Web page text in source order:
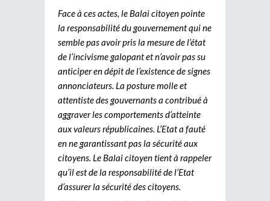
Face à ces actes, le Balai citoyen pointe
la responsabilité du gouvernement qui ne
semble pas avoir pris la mesure de l’état
de l’incivisme galopant et n’avoir pas su
anticiper en dépit de l’existence de signes
annonciateurs. La posture molle et
attentiste des gouvernants a contribué à
aggraver les comportements d’atteinte
aux valeurs républicaines. L’Etat a fauté
en ne garantissant pas la sécurité aux
citoyens. Le Balai citoyen tient à rappeler
qu’il est de la responsabilité de l’Etat
d’assurer la sécurité des citoyens.